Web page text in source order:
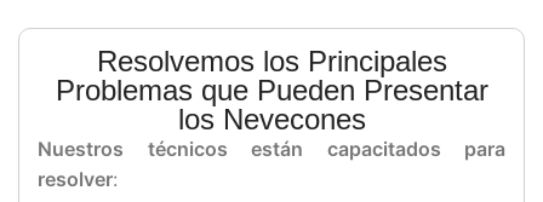
Resolvemos los Principales
Problemas que Pueden Presentar
los Nevecones
Nuestros técnicos están capacitados para
resolver: